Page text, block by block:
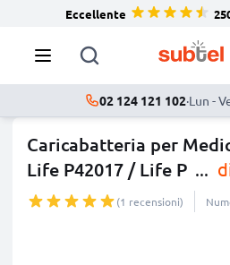
Eccellente
02 124 121 102·Lun -
Caricabatteria per
Life P42017 / Life P ...
(1 recensioni)